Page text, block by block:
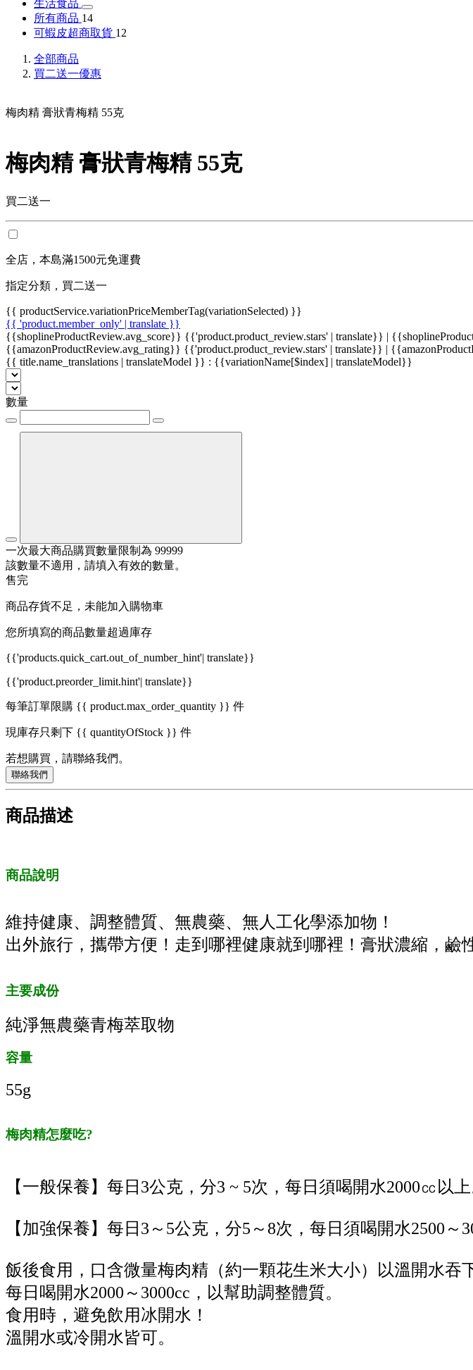
生活食品
所有商品 14
可蝦皮超商取貨 12
全部商品
買二送一優惠
梅肉精 膏狀青梅精 55克
梅肉精 膏狀青梅精 55克
買二送一
全店，本島滿1500元免運費
指定分類，買二送一
{{ productService.variationPriceMemberTag(variationSelected) }}
{{ 'product.member_only' | translate }}
{{shoplineProductReview.avg_score}} {{'product.product_review.stars' | translate}} |
{{amazonProductReview.avg_rating}} {{'product.product_review.stars' | translate}} |
{{ title.name_translations | translateModel }} : {{variationName[$index] | translateModel}}
數量
一次最大商品購買數量限制為 99999
該數量不適用，請填入有效的數量。
售完
商品存貨不足，未能加入購物車
您所填寫的商品數量超過庫存
{{'products.quick_cart.out_of_number_hint'| translate}}
{{'product.preorder_limit.hint'| translate}}
每筆訂單限購 {{ product.max_order_quantity }} 件
現庫存只剩下 {{ quantityOfStock }} 件
若想購買，請聯絡我們。
聯絡我們
商品描述
商品說明
維持健康、調整體質、無農藥、無人工化學添加物！
出外旅行，攜帶方便！走到哪裡健康就到哪裡！膏狀濃縮，鹼
主要成份
純淨無農藥青梅萃取物
容量
55g
梅肉精怎麼吃?
【一般保養】每日3公克，分3 ~ 5次，每日須喝開水2000㏄以上
【加強保養】每日3～5公克，分5～8次，每日須喝開水2500～
飯後食用，口含微量梅肉精（約一顆花生米大小）以溫開水吞
每日喝開水2000～3000cc，以幫助調整體質。
食用時，避免飲用冰開水！
溫開水或冷開水皆可。